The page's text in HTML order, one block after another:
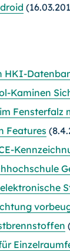
HKI-
Kaminen
Fensterfalz
Features